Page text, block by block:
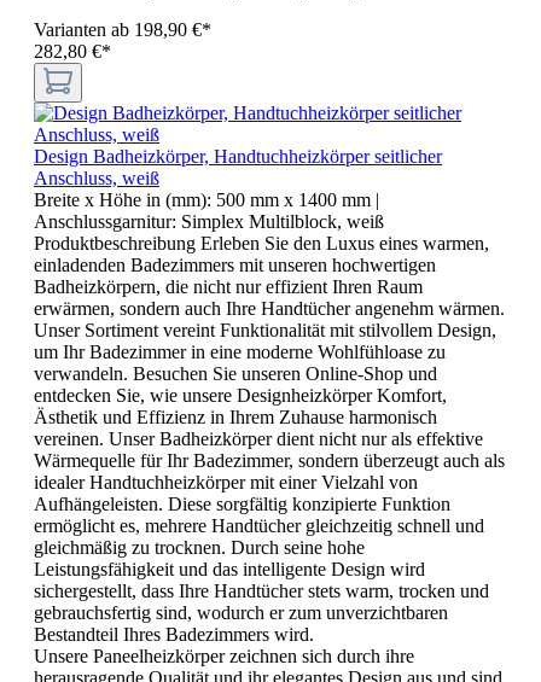
Varianten ab 198,90 €*
282,80 €*
Design Badheizkörper, Handtuchheizkörper seitlicher
Anschluss, weiß
Breite x Höhe in (mm): 500 mm x 1400 mm |
Anschlussgarnitur: Simplex Multilblock, weiß
Produktbeschreibung Erleben Sie den Luxus eines warmen,
einladenden Badezimmers mit unseren hochwertigen
Badheizkörpern, die nicht nur effizient Ihren Raum
erwärmen, sondern auch Ihre Handtücher angenehm wärmen.
Unser Sortiment vereint Funktionalität mit stilvollem Design,
um Ihr Badezimmer in eine moderne Wohlfühloase zu
verwandeln. Besuchen Sie unseren Online-Shop und
entdecken Sie, wie unsere Designheizkörper Komfort,
Ästhetik und Effizienz in Ihrem Zuhause harmonisch
vereinen. Unser Badheizkörper dient nicht nur als effektive
Wärmequelle für Ihr Badezimmer, sondern überzeugt auch als
idealer Handtuchheizkörper mit einer Vielzahl von
Aufhängeleisten. Diese sorgfältig konzipierte Funktion
ermöglicht es, mehrere Handtücher gleichzeitig schnell und
gleichmäßig zu trocknen. Durch seine hohe
Leistungsfähigkeit und das intelligente Design wird
sichergestellt, dass Ihre Handtücher stets warm, trocken und
gebrauchsfertig sind, wodurch er zum unverzichtbaren
Bestandteil Ihres Badezimmers wird.
Unsere Paneelheizkörper zeichnen sich durch ihre
herausragende Qualität und ihr elegantes Design aus und sind